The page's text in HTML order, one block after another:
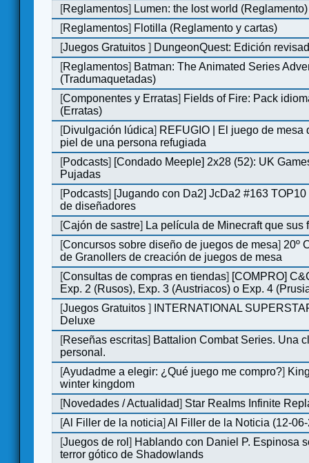
[Reglamentos] Lumen: the lost world (Reglamento)
[Reglamentos] Flotilla (Reglamento y cartas)
[Juegos Gratuitos] DungeonQuest: Edición
[Reglamentos] Batman: The Animated Series
(Tradumaquetadas)
[Componentes y Erratas] Fields of Fire: Pack
(Erratas)
[Divulgación lúdica] REFUGIO | El juego de mesa
piel de una persona refugiada
[Podcasts] [Condado Meeple] 2x28 (52): UK
Pujadas
[Podcasts] [Jugando con Da2] JcDa2 #163
de diseñadores
[Cajón de sastre] La película de Minecraft que sus
[Concursos sobre diseño de juegos de mesa] 20º
de Granollers de creación de juegos de mesa
[Consultas de compras en tiendas] [COMPRO]
Exp. 2 (Rusos), Exp. 3 (Austriacos) o Exp. 4
[Juegos Gratuitos]
INTERNATIONAL
Deluxe
[Reseñas escritas] Battalion Combat Series. Una
personal.
[Ayudadme a elegir: ¿Qué juego me compro?]
winter kingdom
[Novedades / Actualidad] Star Realms Infinite
[Al Filler de la noticia]Al Filler de la Noticia (12-
[Juegos de rol] Hablando con Daniel P. Espinosa
terror gótico de Shadowlands